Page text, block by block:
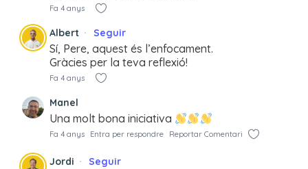
Fa 4 anys
Albert Seguir
Sí, Pere, aquest és l’enfocament.
Gràcies per la teva reflexió!
Fa 4 anys
Manel
Una molt bona iniciativa
Fa 4 anys Entra per respondre Reportar Comentari
Jordi Seguir